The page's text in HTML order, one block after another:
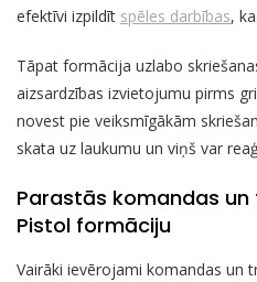
efektīvi izpildīt spēles darbības,
Tāpat formācija uzlabo
aizsardzības izvietojumu pirms
novest pie veiksmīgākām
skata uz laukumu un viņš var
Parastās komandas
Pistol formāciju
Vairāki ievērojami komandas un